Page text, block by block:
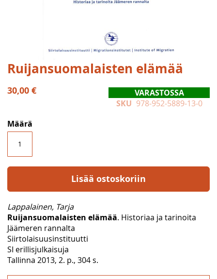
Skip
to
the
beginning
images
gallery
Ruijansuomalaisten elämää
30,00 €
VARASTOSSA
SKU 978-952-5889-13-0
Määrä
Lisää ostoskoriin
Lappalainen, Tarja
Ruijansuomalaisten elämää. Historiaa ja tarinoita
Jäämeren rannalta
Siirtolaisuusinstituutti
SI erillisjulkaisuja
Tallinna 2013, 2. p., 304 s.